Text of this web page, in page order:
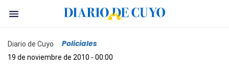
Diario de Cuyo Policiales
19 de noviembre de 2010 - 00:00